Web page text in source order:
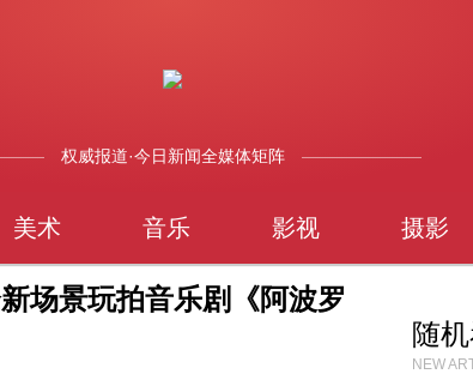
权威报道·今日新闻全媒体矩阵
美术 音乐 影视 摄影
场景玩拍音乐剧《阿波罗
随
NEW